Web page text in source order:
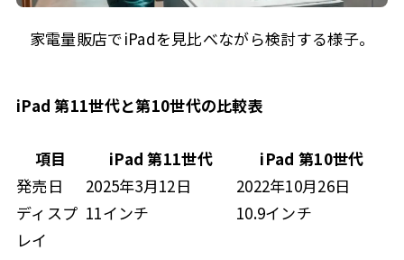
家電量販店でiPadを見比べながら検討する様子。
iPad 第11世代と第10世代の比較表
項目 iPad 第11世代
iPad 第10世代
発売日
2025年3月12日
2022年10月26日
ディスプ
レイ
11インチ 10.9インチ